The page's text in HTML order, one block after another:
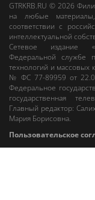
GTRKRB.RU © 2026
на любые
соответствии с
интеллектуальной
Сетевое издание
Федеральной службе
технологий и
№ ФС 77-89959 от
Федеральное
государственная
Главный редактор:
Мария Борисовна.
Пользовательское
Правила